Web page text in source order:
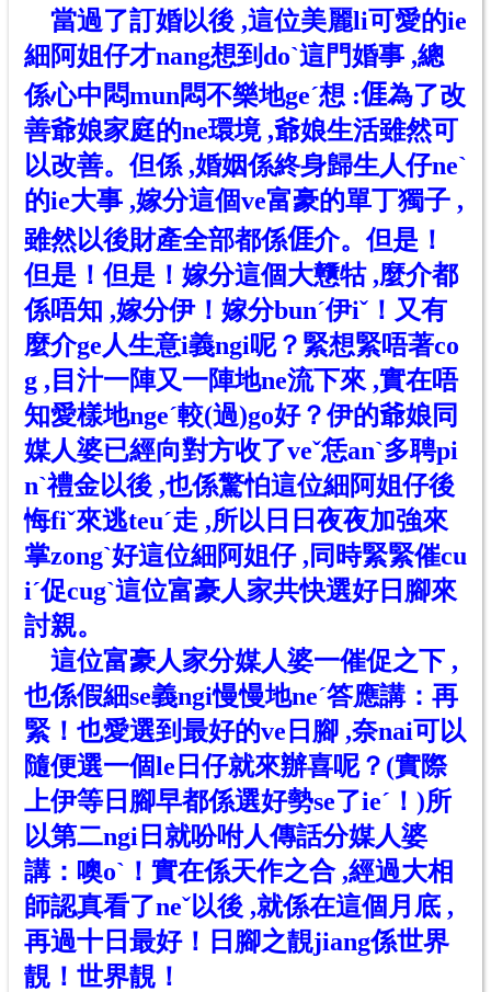
當過了訂婚以後 ,這位美麗li可愛的ie
細阿姐仔才nang想到doˋ這門婚事 ,總
係心中悶mun悶不樂地geˊ想 :𠊎為了改
善爺娘家庭的ne環境 ,爺娘生活雖然可
以改善。但係 ,婚姻係終身歸生人仔neˋ
的ie大事 ,嫁分這個ve富豪的單丁獨子 ,
雖然以後財產全部都係𠊎介。但是！
但是！但是！嫁分這個大戇牯 ,麼介都
係唔知 ,嫁分伊！嫁分bunˊ伊iˇ ！又有
麼介ge人生意i義ngi呢？緊想緊唔著co
g ,目汁一陣又一陣地ne流下來 ,實在唔
知愛樣地ngeˊ較(過)go好？伊的爺娘同
媒人婆已經向對方收了veˇ恁anˋ多聘pi
nˋ禮金以後 ,也係驚怕這位細阿姐仔後
悔fiˇ來逃teuˊ走 ,所以日日 夜夜加強來
掌zongˋ好這位細阿姐仔 ,同時緊緊催cu
iˊ促cugˋ這位富豪人家共快選好日腳來
討親。
這位富豪人家分媒人婆一催促之下 ,
也係假細se義ngi慢慢地neˊ答應講：再
緊！也愛選到最好的ve日腳 ,奈nai可以
隨便選一個le 日仔就來辦喜呢？(實際
上伊等日腳早都係選好勢se了ieˊ ！)所
以第二ngi日就吩咐人傳話分媒人婆
講：噢oˋ ！實在係天作之合 ,經過大相
師認真看了neˇ以後 ,就係在這個月底 ,
再過十日最好！日腳之靚jiang係世界
靚！世界靚！